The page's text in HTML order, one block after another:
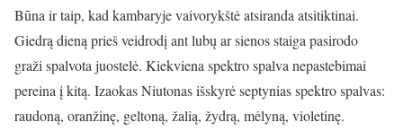
Būna ir taip, kad kambaryje vaivorykštė atsiranda atsitiktinai.
Giedrą dieną prieš veidrodį ant lubų ar sienos staiga pasirodo
graži spalvota juostelė. Kiekviena spektro spalva nepastebimai
pereina į kitą. Izaokas Niutonas išskyrė septynias spektro spalvas:
raudoną, oranžinę, geltoną, žalią, žydrą, mėlyną, violetinę.